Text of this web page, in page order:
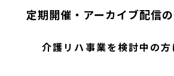
定期開催・アーカイブ配信
介護リハ事業を検討中の